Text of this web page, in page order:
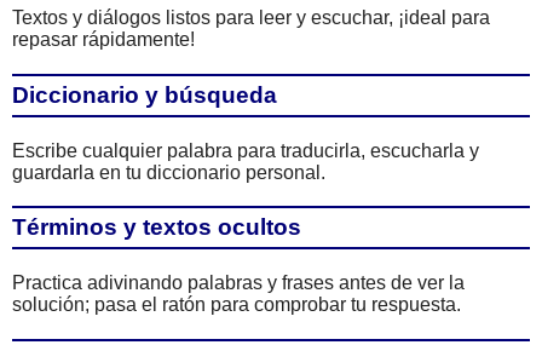
Textos y diálogos listos para leer y escuchar, ¡ideal para
repasar rápidamente!
Diccionario y búsqueda
Escribe cualquier palabra para traducirla, escucharla y
guardarla en tu diccionario personal.
Términos y textos ocultos
Practica adivinando palabras y frases antes de ver la
solución; pasa el ratón para comprobar tu respuesta.